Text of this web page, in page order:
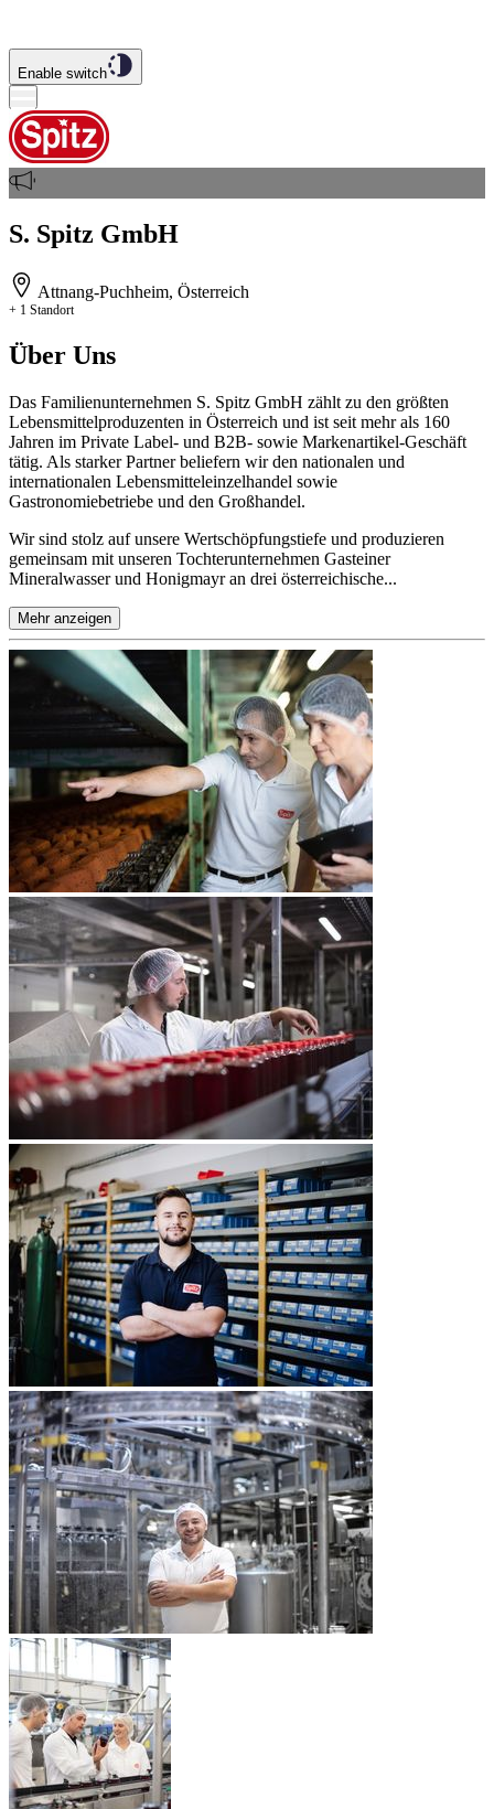
Enable switch
S. Spitz GmbH
Attnang-Puchheim, Österreich
+ 1 Standort
Über Uns
Das Familienunternehmen S. Spitz GmbH zählt zu den größten
Lebensmittelproduzenten in Österreich und ist seit mehr als 160
Jahren im Private Label- und B2B- sowie Markenartikel-Geschäft
tätig. Als starker Partner beliefern wir den nationalen und
internationalen Lebensmitteleinzelhandel sowie
Gastronomiebetriebe und den Großhandel.
Wir sind stolz auf unsere Wertschöpfungstiefe und produzieren
gemeinsam mit unseren Tochterunternehmen Gasteiner
Mineralwasser und Honigmayr an drei österreichische...
Mehr anzeigen